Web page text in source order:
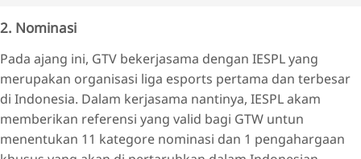
2. Nominasi
Pada ajang ini, GTV bekerjasama dengan IESPL yang
merupakan organisasi liga esports pertama dan terbesar
di Indonesia. Dalam kerjasama nantinya, IESPL akam
memberikan referensi yang valid bagi GTW untun
menentukan 11 kategore nominasi dan 1 pengahargaan